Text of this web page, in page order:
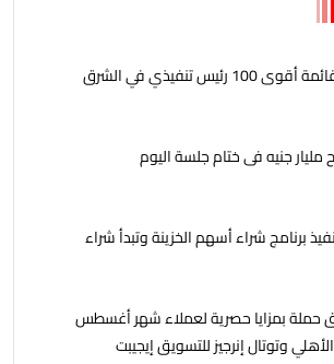
أنكوش أرورا ضمن قائمة أقوى 100 رئيس تنفيذي في الشرق
مليار جنيه فى ختام جلسة اليوم
برنامج شراء أسهم الخزينة وتبدأ شراء
بمزايا حصرية لعملاء شهر أغسطس
وتوتال إنرجيز للتسويق إيجيبت